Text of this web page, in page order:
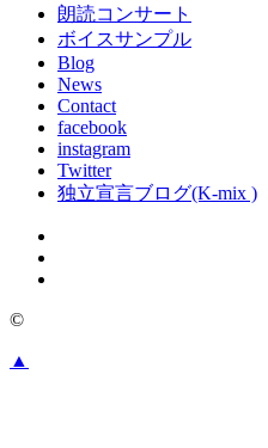
朗読コンサート
ボイスサンプル
Blog
News
Contact
facebook
instagram
Twitter
独立宣言ブログ(K-mix )
©
▲